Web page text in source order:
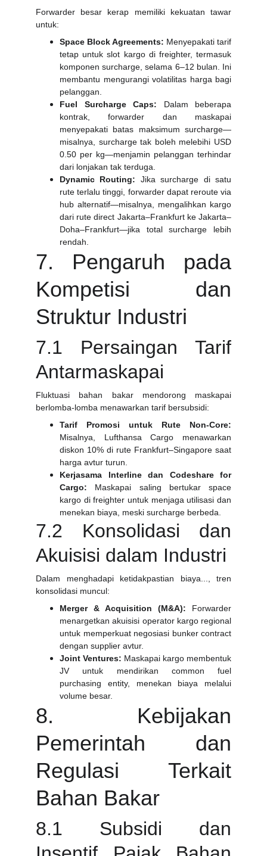
Forwarder besar kerap memiliki kekuatan tawar
untuk:
Space Block Agreements: Menyepakati tarif
tetap untuk slot kargo di freighter, termasuk
komponen surcharge, selama 6–12 bulan. Ini
membantu mengurangi volatilitas harga bagi
pelanggan.
Fuel Surcharge Caps: Dalam beberapa
kontrak, forwarder dan maskapai
menyepakati batas maksimum surcharge—
misalnya, surcharge tak boleh melebihi USD
0.50 per kg—menjamin pelanggan terhindar
dari lonjakan tak terduga.
Dynamic Routing: Jika surcharge di satu
rute terlalu tinggi, forwarder dapat reroute via
hub alternatif—misalnya, mengalihkan kargo
dari rute direct Jakarta–Frankfurt ke Jakarta–
Doha–Frankfurt—jika total surcharge lebih
rendah.
7. Pengaruh pada
Kompetisi dan
Struktur Industri
7.1 Persaingan Tarif
Antarmaskapai
Fluktuasi bahan bakar mendorong maskapai
berlomba-lomba menawarkan tarif bersubsidi:
Tarif Promosi untuk Rute Non-Core:
Misalnya, Lufthansa Cargo menawarkan
diskon 10% di rute Frankfurt–Singapore saat
harga avtur turun.
Kerjasama Interline dan Codeshare for
Cargo: Maskapai saling bertukar space
kargo di freighter untuk menjaga utilisasi dan
menekan biaya, meski surcharge berbeda.
7.2 Konsolidasi dan
Akuisisi dalam Industri
Dalam menghadapi ketidakpastian biaya..., tren
konsolidasi muncul:
Merger & Acquisition (M&A): Forwarder
menargetkan akuisisi operator kargo regional
untuk memperkuat negosiasi bunker contract
dengan supplier avtur.
Joint Ventures: Maskapai kargo membentuk
JV untuk mendirikan common fuel
purchasing entity, menekan biaya melalui
volume besar.
8. Kebijakan
Pemerintah dan
Regulasi Terkait
Bahan Bakar
8.1 Subsidi dan